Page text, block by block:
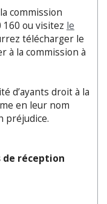
commission
ou visitez le
télécharger le
à la commission à
d’ayants droit à la
en leur nom
préjudice.
de réception